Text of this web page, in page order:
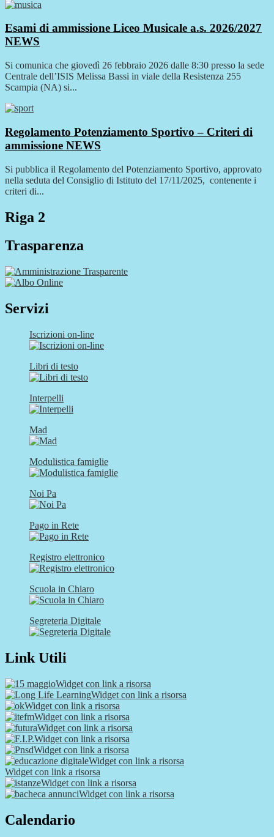
Esami di ammissione Liceo Musicale a.s. 2026/2027
NEWS
Si comunica che giovedì 26 febbraio 2026 dalle 8:30 presso la sede
Centrale dell’ISIS Melissa Bassi in viale della Resistenza 255
Scampia (NA) si...
Regolamento Potenziamento Sportivo – Criteri di
ammissione NEWS
Si pubblica il Regolamento del Potenziamento Sportivo, approvato
nella seduta del Consiglio di Istituto del 17/11/2025, contenente i
criteri di...
Riga 2
Trasparenza
Servizi
Iscrizioni on-line
Libri di testo
Interpelli
Mad
Modulistica famiglie
Noi Pa
Pago in Rete
Registro elettronico
Scuola in Chiaro
Segreteria Digitale
Link Utili
Widget con link a risorsa
Widget con link a risorsa
Widget con link a risorsa
Widget con link a risorsa
Widget con link a risorsa
Widget con link a risorsa
Widget con link a risorsa
Widget con link a risorsa
Widget con link a risorsa
Widget con link a risorsa
Widget con link a risorsa
Calendario